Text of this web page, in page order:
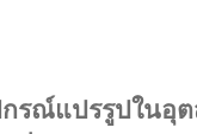
รณ์แปรรูปในอุ